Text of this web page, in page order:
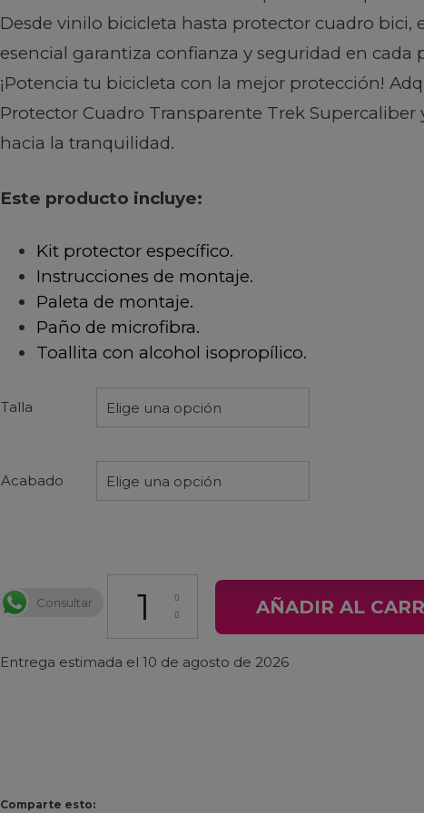
Desde vinilo bicicleta hasta protector cuadro bici,
esencial garantiza confianza y seguridad en cada
¡Potencia tu bicicleta con la mejor protección!
Protector Cuadro Transparente Trek Supercaliber
hacia la tranquilidad.
Este producto incluye:
Kit protector específico.
Instrucciones de montaje.
Paleta de montaje.
Paño de microfibra.
Toallita con alcohol isopropílico.
Talla Elige una opción
Acabado Elige una opción
Consultar
Protector Cuadro Transparente Trek
AÑADIR AL
Entrega estimada el 10 de agosto de 2026
Comparte esto: